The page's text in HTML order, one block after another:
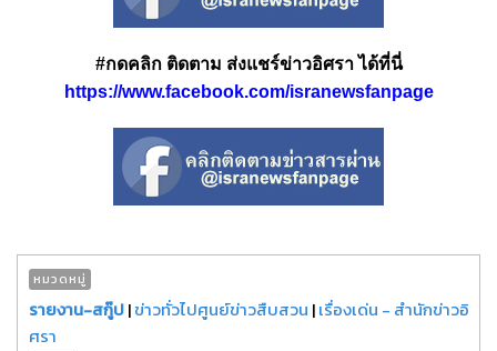
#กดคลิก ติดตาม ส่งแชร์ข่าวอิศรา ได้ที่นี่
https://www.facebook.com/isranewsfanpage
หมวดหมู่
รายงาน-สกู๊ป|ข่าวทั่วไปศูนย์ข่าวสืบสวน |เรื่องเด่น - สำนักข่าวอิ
ศรา